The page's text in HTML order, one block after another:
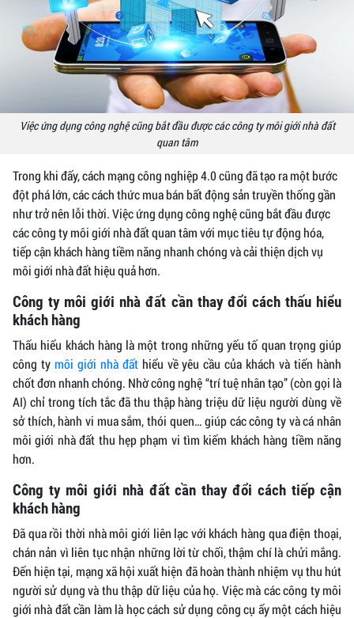
Việc ứng dụng công nghệ cũng bắt đầu được các công ty môi giới nhà đất
quan tâm
Trong khi đấy, cách mạng công nghiệp 4.0 cũng đã tạo ra một bước
đột phá lớn, các cách thức mua bán bất động sản truyền thống gần
như trở nên lỗi thời. Việc ứng dụng công nghệ cũng bắt đầu được
các công ty môi giới nhà đất quan tâm với mục tiêu tự động hóa,
tiếp cận khách hàng tiềm năng nhanh chóng và cải thiện dịch vụ
môi giới nhà đất hiệu quả hơn.
Công ty môi giới nhà đất cần thay đổi cách thấu hiểu
khách hàng
Thấu hiểu khách hàng là một trong những yếu tố quan trọng giúp
công ty môi giới nhà đấthiểu về yêu cầu của khách và tiến hành
chốt đơn nhanh chóng. Nhờ công nghệ “trí tuệ nhân tạo” (còn gọi là
AI) chỉ trong tích tắc đã thu thập hàng triệu dữ liệu người dùng về
sở thích, hành vi mua sắm, thói quen… giúp các công ty và cá nhân
môi giới nhà đất thu hẹp phạm vi tìm kiếm khách hàng tiềm năng
hơn.
Công ty môi giới nhà đất cần thay đổi cách tiếp cận
khách hàng
Đã qua rồi thời nhà môi giới liên lạc với khách hàng qua điện thoại,
chán nản vì liên tục nhận những lời từ chối, thậm chí là chửi mắng.
Đến hiện tại, mạng xã hội xuất hiện đã hoàn thành nhiệm vụ thu hút
người sử dụng và thu thập dữ liệu của họ. Việc mà các công ty môi
giới nhà đất cần làm là học cách sử dụng công cụ ấy một cách hiệu